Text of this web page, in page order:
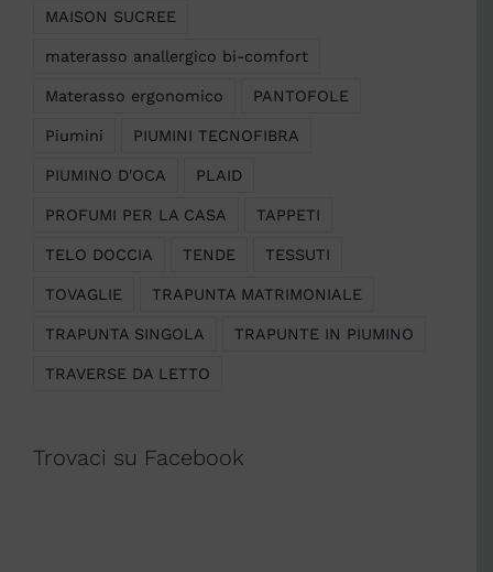
MAISON SUCREE
materasso anallergico bi-comfort
Materasso ergonomico PANTOFOLE
Piumini PIUMINI TECNOFIBRA
PIUMINO D'OCA PLAID
PROFUMI PER LA CASA TAPPETI
TELO DOCCIA TENDE TESSUTI
TOVAGLIE TRAPUNTA MATRIMONIALE
TRAPUNTA SINGOLA TRAPUNTE IN PIUMINO
TRAVERSE DA LETTO
Trovaci su Facebook